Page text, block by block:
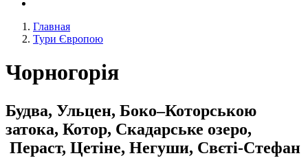
Главная
Тури Європою
Чорногорія
Будва, Ульцен, Боко–Которською
затока, Котор, Скадарське озеро,
Пераст, Цетіне, Негуши, Свєті-Стефан